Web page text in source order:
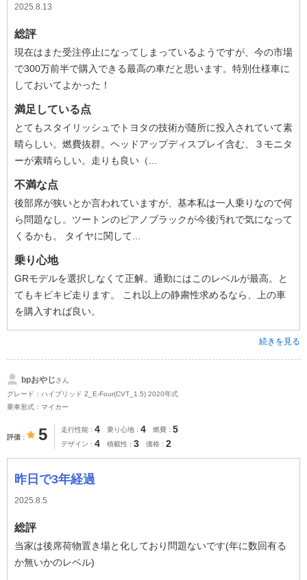
2025.8.13
総評
現在はまた受注停止になってしまっているようですが、今の市場
で300万前半で購入できる最高の車だと思います。特別仕様車に
しておいてよかった！
満足している点
とてもスタイリッシュでトヨタの技術が随所に投入されていて素
晴らしい。燃費抜群。ヘッドアップディスプレイ含む、３モニタ
ーが素晴らしい。走りも良い（...
不満な点
後部席が狭いとか言われていますが、基本私は一人乗りなので何
ら問題なし。ツートンのピアノブラックが今後汚れで気になって
くるかも。 タイヤに関して...
乗り心地
GRモデルを選択しなくて正解。通勤にはこのレベルが最高。と
てもキビキビ走ります。 これ以上の静粛性求めるなら、上の車
を購入すれば良い。
続きを見る
bpおやじさん
グレード：ハイブリッド Z_E-Four(CVT_1.5) 2020年式
乗車形式：マイカー
評価 5 走行性能 4 乗り心地 4 燃費 5
デザイン 4 積載性 3 価格 2
昨日で3年経過
2025.8.5
総評
当家は後席荷物置き場と化しており問題ないです(年に数回有る
か無いかのレベル)